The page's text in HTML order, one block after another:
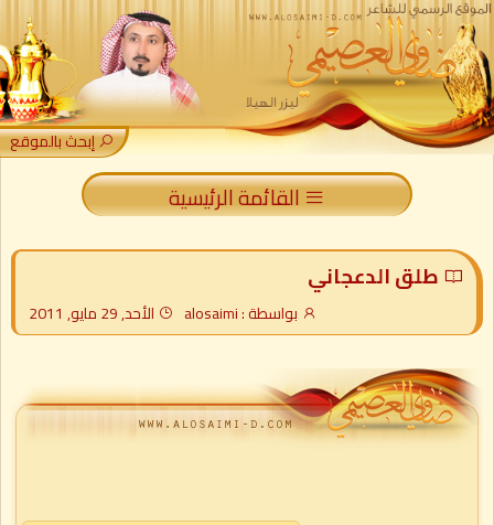
إبحث بالموقع
القائمة الرئيسية
طلق الدعجاني
بواسطة : alosaimi الأحد, 29 مايو, 2011